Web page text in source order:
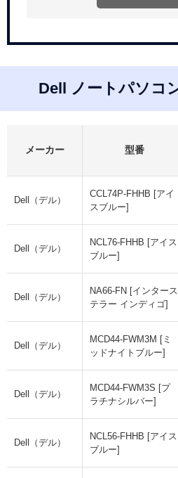
Web、お電話にて簡単見積り。買
Dell ノートパソコ
メーカー 型番
Dell（デル）
CCL74P-FHHB [アイ
スブルー]
Dell（デル）
NCL76-FHHB [アイス
ブルー]
Dell（デル）
NA66-FN [インタース
テラー インディゴ]
Dell（デル）
MCD44-FWM3M [ミ
ッドナイトブルー]
Dell（デル）
MCD44-FWM3S [プ
ラチナシルバー]
Dell（デル）
NCL56-FHHB [アイス
ブルー]